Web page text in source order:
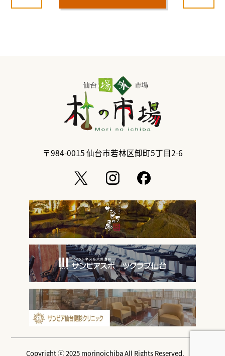
〒984-0015仙台市若林区卸町5丁目2-6
Copyright ⓒ 2025 morinoichiba All Rights Reserved.